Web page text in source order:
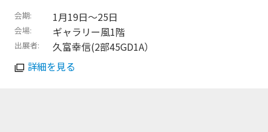
会期 1月19日〜25日
会場 ギャラリー風1階
出展者
久富幸信(2部45GD1A）
詳細を見る